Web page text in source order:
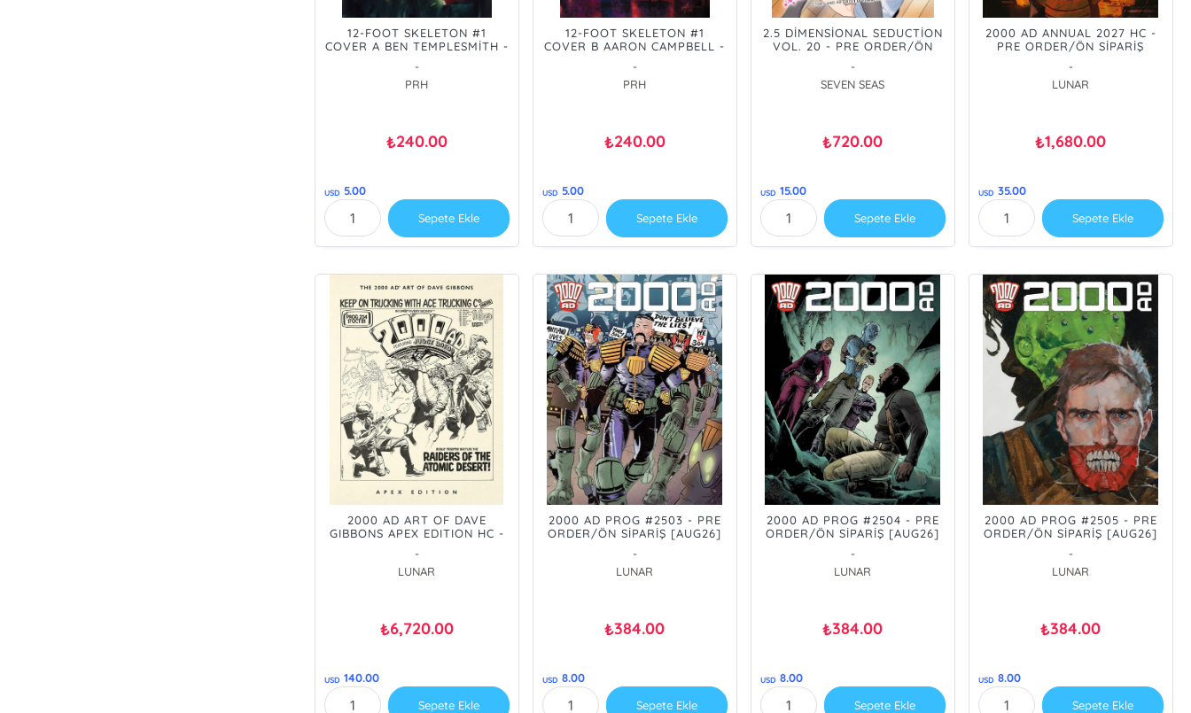
12-FOOT SKELETON #1
COVER A BEN TEMPLESMİTH -
[AUG26]
-
PRH
₺240.00
USD 5.00
Sepete Ekle
12-FOOT SKELETON #1
COVER B AARON CAMPBELL -
[AUG26]
-
PRH
₺240.00
USD 5.00
Sepete Ekle
2.5 DİMENSİONAL SEDUCTİON
VOL. 20 - PRE ORDER/ÖN
-
SEVEN SEAS
₺720.00
USD 15.00
Sepete Ekle
2000 AD ANNUAL 2027 HC -
PRE ORDER/ÖN SİPARİŞ
-
LUNAR
₺1,680.00
USD 35.00
Sepete Ekle
2000 AD ART OF DAVE
GIBBONS APEX EDITION HC -
[AUG26]
-
LUNAR
₺6,720.00
USD 140.00
Sepete Ekle
2000 AD PROG #2503 - PRE
ORDER/ÖN SİPARİŞ [AUG26]
-
LUNAR
₺384.00
USD 8.00
Sepete Ekle
2000 AD PROG #2504 - PRE
ORDER/ÖN SİPARİŞ [AUG26]
-
LUNAR
₺384.00
USD 8.00
Sepete Ekle
2000 AD PROG #2505 - PRE
ORDER/ÖN SİPARİŞ [AUG26]
-
LUNAR
₺384.00
USD 8.00
Sepete Ekle